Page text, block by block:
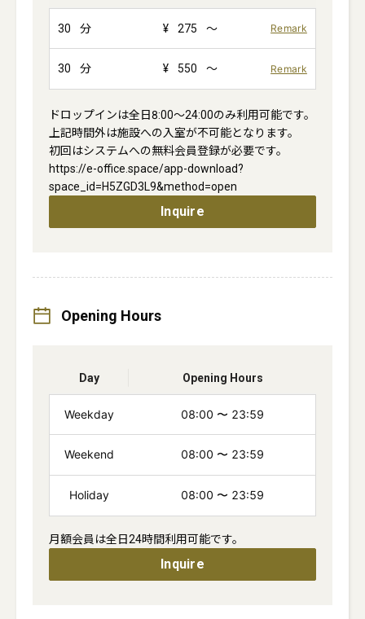
30 分 ¥ 275 ～ Remark
30 分 ¥ 550 ～ Remark
ドロップインは全日8:00～24:00のみ利用可能です。
上記時間外は施設への入室が不可能となります。
初回はシステムへの無料会員登録が必要です。
https://e-office.space/app-download?
space_id=H5ZGD3L9&method=open
Inquire
Opening Hours
Day Opening Hours
Weekday 08:00 〜 23:59
Weekend 08:00 〜 23:59
Holiday 08:00 〜 23:59
月額会員は全日24時間利用可能です。
Inquire